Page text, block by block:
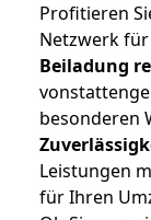
Profitieren
Netzwerk
Beiladung
besonderen
Leistungen
für Ihren